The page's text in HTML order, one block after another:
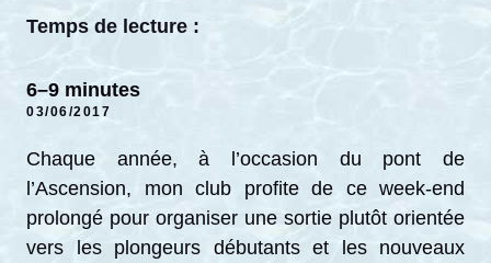
Temps de lecture :
6–9 minutes
03/06/2017
Chaque année, à l’occasion du pont de
l’Ascension, mon club profite de ce week-end
prolongé pour organiser une sortie plutôt orientée
vers les plongeurs débutants et les nouveaux